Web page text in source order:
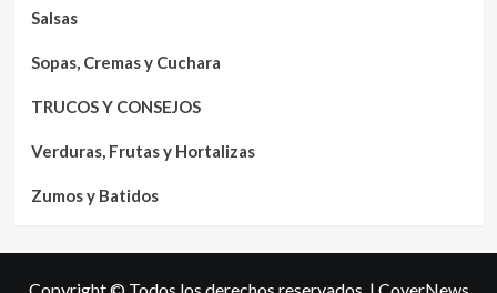
Salsas
Sopas, Cremas y Cuchara
TRUCOS Y CONSEJOS
Verduras, Frutas y Hortalizas
Zumos y Batidos